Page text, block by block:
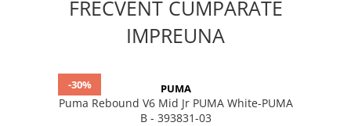
FRECVENT CUMPARATE
IMPREUNA
-30% PUMA
Puma Rebound V6 Mid Jr PUMA White-PUMA
B - 393831-03